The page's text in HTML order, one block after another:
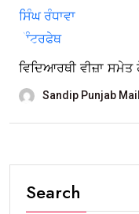
ਵਿਦਿਆਰਥੀ ਵੀਜ਼ਾ
Sandip Punjab
Search